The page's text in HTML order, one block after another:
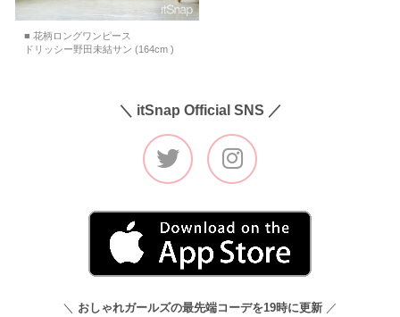
■ 花柄ロングワンピース
ドリッシー野田未結サン (164cm )
＼ itSnap Official SNS ／
＼ おしゃれガールズの最先端コーデを19時に更新 ／